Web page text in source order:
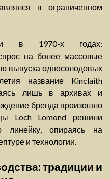
в ограниченном
в 1970-х годах:
на более массовые
выпуска односолодовых
название Kinclaith
лишь в архивах и
бренда произошло
Loch Lomond решили
линейку, опираясь на
и технологии.
традиции и